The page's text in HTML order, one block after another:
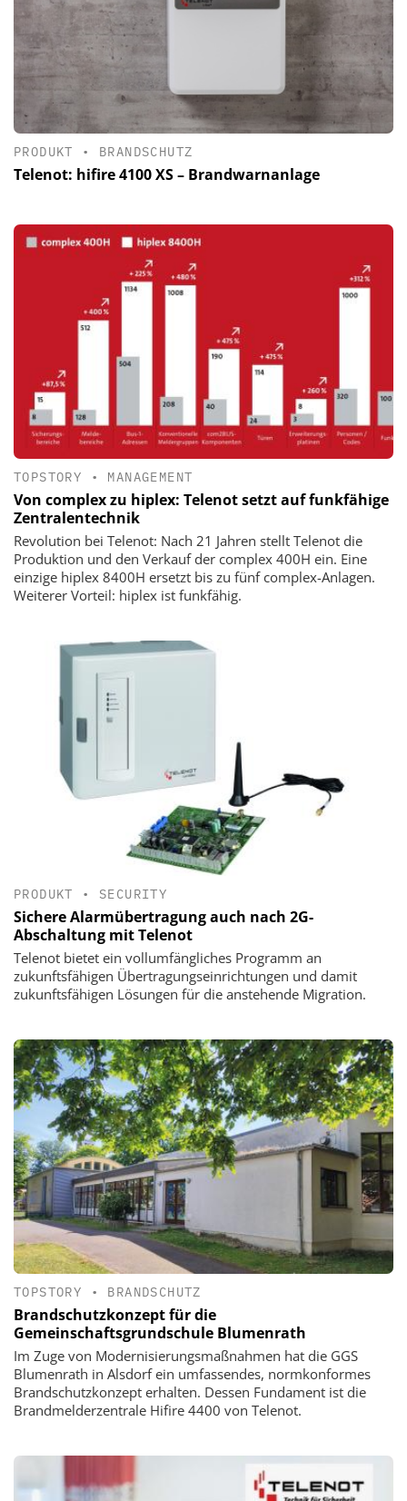
PRODUKT • BRANDSCHUTZ
Telenot: hifire 4100 XS – Brandwarnanlage
TOPSTORY • MANAGEMENT
Von complex zu hiplex: Telenot setzt auf funkfähige
Zentralentechnik
Revolution bei Telenot: Nach 21 Jahren stellt Telenot die
Produktion und den Verkauf der complex 400H ein. Eine
einzige hiplex 8400H ersetzt bis zu fünf complex-Anlagen.
Weiterer Vorteil: hiplex ist funkfähig.
PRODUKT • SECURITY
Sichere Alarmübertragung auch nach 2G-
Abschaltung mit Telenot
Telenot bietet ein vollumfängliches Programm an
zukunftsfähigen Übertragungseinrichtungen und damit
zukunftsfähigen Lösungen für die anstehende Migration.
TOPSTORY • BRANDSCHUTZ
Brandschutzkonzept für die
Gemeinschaftsgrundschule Blumenrath
Im Zuge von Modernisierungsmaßnahmen hat die GGS
Blumenrath in Alsdorf ein umfassendes, normkonformes
Brandschutzkonzept erhalten. Dessen Fundament ist die
Brandmelderzentrale Hifire 4400 von Telenot.